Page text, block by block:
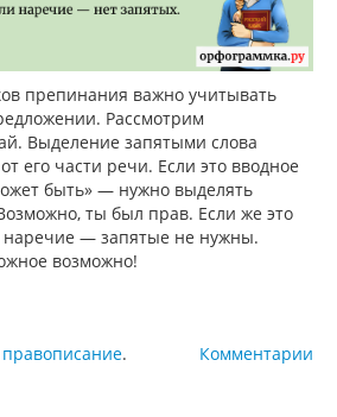
препинания важно учитывать
Рассмотрим
Выделение запятыми слова
его части речи. Если это вводное
быть» — нужно выделять
ты был прав. Если же это
наречие — запятые не нужны.
возможно!
Комментарии
правописание.